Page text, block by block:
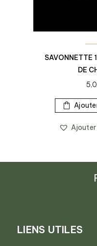
SAVONNETTE
DE
LIENS UTILES